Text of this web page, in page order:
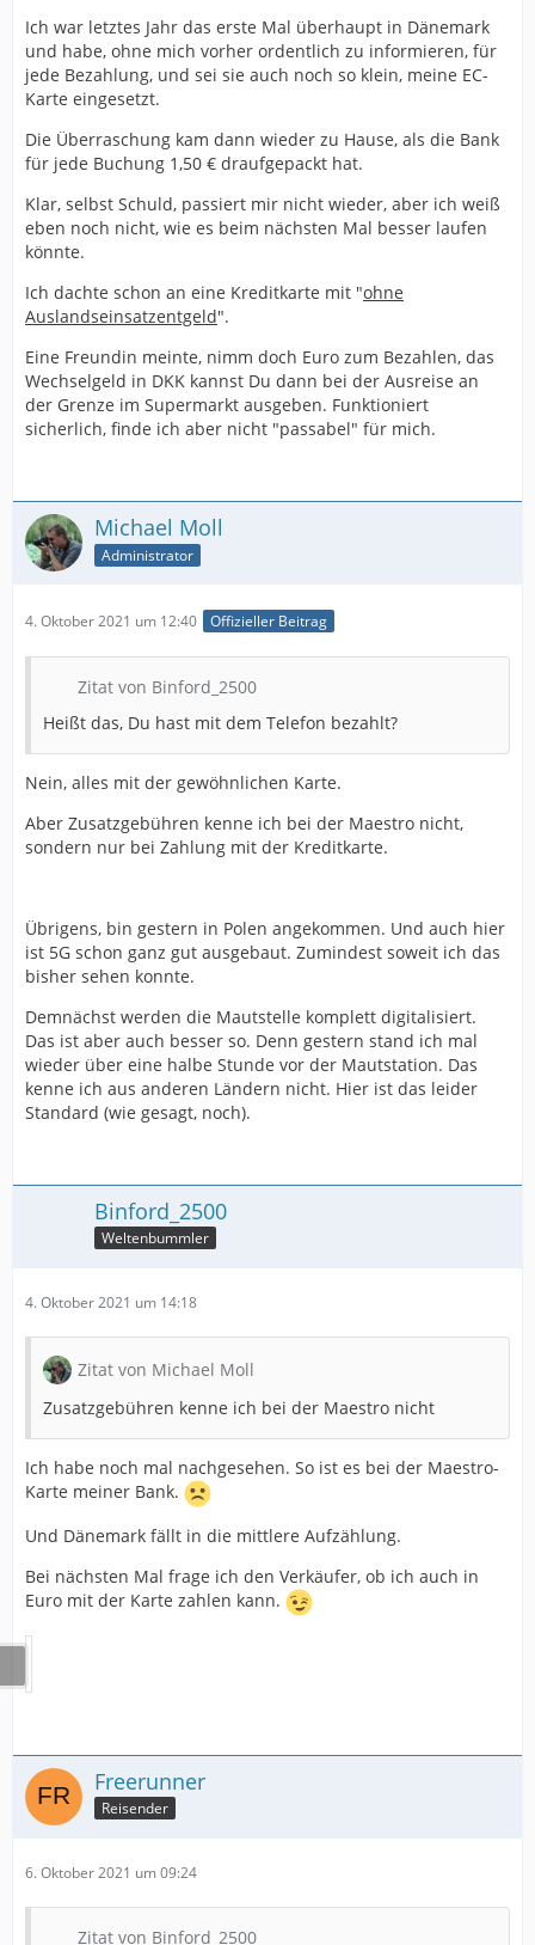
Ich war letztes Jahr das erste Mal überhaupt in Dänemark
und habe, ohne mich vorher ordentlich zu informieren, für
jede Bezahlung, und sei sie auch noch so klein, meine EC-
Karte eingesetzt.
Die Überraschung kam dann wieder zu Hause, als die Bank
für jede Buchung 1,50 € draufgepackt hat.
Klar, selbst Schuld, passiert mir nicht wieder, aber ich weiß
eben noch nicht, wie es beim nächsten Mal besser laufen
könnte.
Ich dachte schon an eine Kreditkarte mit "ohne
Auslandseinsatzentgeld".
Eine Freundin meinte, nimm doch Euro zum Bezahlen, das
Wechselgeld in DKK kannst Du dann bei der Ausreise an
der Grenze im Supermarkt ausgeben. Funktioniert
sicherlich, finde ich aber nicht "passabel" für mich.
Michael Moll
Administrator
4. Oktober 2021 um 12:40 Offizieller Beitrag
Zitat von Binford_2500
Heißt das, Du hast mit dem Telefon bezahlt?
Nein, alles mit der gewöhnlichen Karte.
Aber Zusatzgebühren kenne ich bei der Maestro nicht,
sondern nur bei Zahlung mit der Kreditkarte.
Übrigens, bin gestern in Polen angekommen. Und auch hier
ist 5G schon ganz gut ausgebaut. Zumindest soweit ich das
bisher sehen konnte.
Demnächst werden die Mautstelle komplett digitalisiert.
Das ist aber auch besser so. Denn gestern stand ich mal
wieder über eine halbe Stunde vor der Mautstation. Das
kenne ich aus anderen Ländern nicht. Hier ist das leider
Standard (wie gesagt, noch).
Binford_2500
Weltenbummler
4. Oktober 2021 um 14:18
Zitat von Michael Moll
Zusatzgebühren kenne ich bei der Maestro nicht
Ich habe noch mal nachgesehen. So ist es bei der Maestro-
Karte meiner Bank.
Und Dänemark fällt in die mittlere Aufzählung.
Bei nächsten Mal frage ich den Verkäufer, ob ich auch in
Euro mit der Karte zahlen kann.
Freerunner
Reisender
6. Oktober 2021 um 09:24
Zitat von Binford_2500